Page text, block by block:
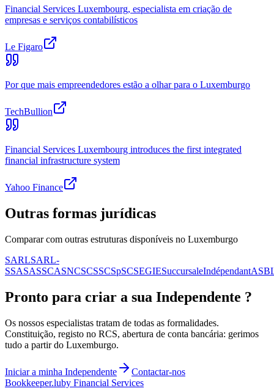
Financial Services Luxembourg, especialista em criação de
empresas e serviços contabilísticos
Le Figaro
Por que mais empreendedores estão a olhar para o Luxemburgo
TechBullion
Financial Services Luxembourg introduces the first integrated
financial infrastructure system
Yahoo Finance
Outras formas jurídicas
Comparar com outras estruturas disponíveis no Luxemburgo
SARLSARL-
SSASASSCASNCSCSSCSpSCSEGIESuccursaleIndépendant
Pronto para criar a sua Independente ?
Os nossos especialistas tratam de todas as formalidades.
Constituição, registo no RCS, abertura de conta bancária: gerimos
tudo a partir do Luxemburgo.
Iniciar a minha Independente
Contactar-nos
Bookkeeper.luby Financial Services